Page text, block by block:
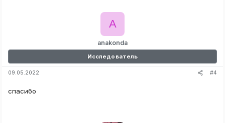
anakonda
A
Исследователь
09.05.2022 #4
спасибо